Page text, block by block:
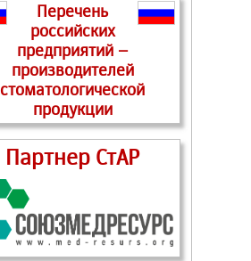
Перечень
российских
предприятий –
производителей
стоматологической
продукции
Партнер СтАР